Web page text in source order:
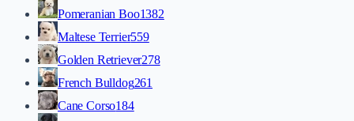
Pomeranian Boo1382
Maltese Terrier559
Golden Retriever278
French Bulldog261
Cane Corso184